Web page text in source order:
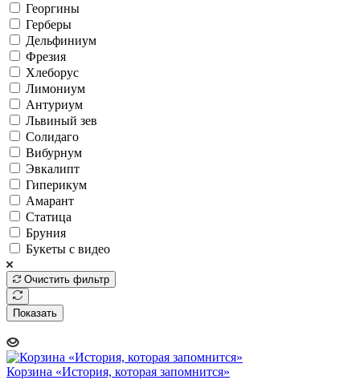
Георгины
Герберы
Дельфиниум
Фрезия
Хлеборус
Лимониум
Антуриум
Львиный зев
Солидаго
Вибурнум
Эвкалипт
Гиперикум
Амарант
Статица
Бруния
Букеты с видео
Очистить фильтр
Показать
Корзина «История, которая запомнится»